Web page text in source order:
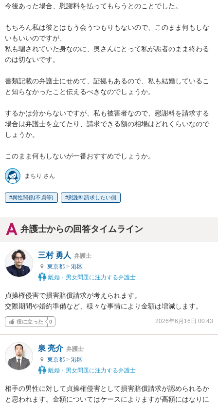
今後あった場合、慰謝料を払ってもらうとのことでした。
もちろん私は彼とはもう会うつもりもないので、このまま何もしな
いもいいのですが、
私も騙されていた身なのに、奥さんにとって私が悪者のまま終わる
のは切ないです。
書類記載の弁護士にせめて、証拠もあるので、私も結婚しているこ
と知らなかったこと伝えるべきなのでしょうか。
するかは分からないですが、私も被害者なので、慰謝料を請求する
場合は弁護士を立てたり、請求できる額の相場はどれくらいなので
しょうか。
このまま何もしないが一番おすすめでしょうか。
まちり さん
異性関係(不貞等) 慰謝料請求したい側
弁護士からの回答タイムライン
三村 勇人 弁護士
東京都 > 港区
離婚・男女問題に注力する弁護士
貞操権侵害で損害賠償請求が考えられます。
交際期間や婚約準備など、様々な事情により金額は増減します。
役に立った 0 2026年6月16日 00:43
泉 亮介 弁護士
東京都 > 港区
離婚・男女問題に注力する弁護士
相手の男性に対して貞操権侵害として損害賠償請求が認められるか
と思われます。金額についてはケースによりますが高額にはなりに